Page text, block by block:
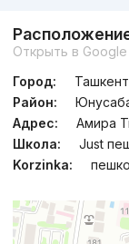
Открыть в
Город:
Ташкент
Район:
Адрес:
Амира
Школа:
Just
Korzinka: